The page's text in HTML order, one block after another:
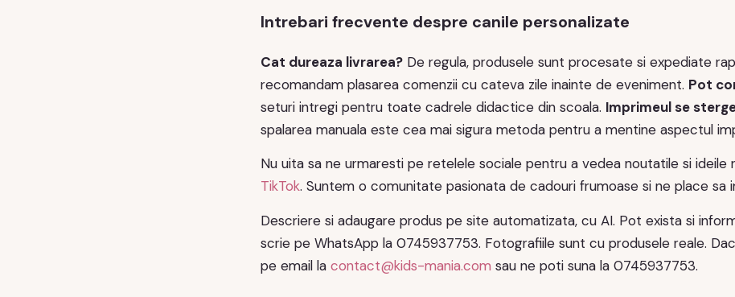
Intrebari frecvente despre canile personalizate
Cat dureaza livrarea? De regula, produsele sunt procesate si expediate
recomandam plasarea comenzii cu cateva zile inainte de eveniment. Pot
seturi intregi pentru toate cadrele didactice din scoala. Imprimeul se
spalarea manuala este cea mai sigura metoda pentru a mentine aspectul
Nu uita sa ne urmaresti pe retelele sociale pentru a vedea noutatile si ideile
TikTok. Suntem o comunitate pasionata de cadouri frumoase si ne place
Descriere si adaugare produs pe site automatizata, cu AI. Pot exista si
scrie pe WhatsApp la 0745937753. Fotografiile sunt cu produsele reale.
pe email la contact@kids-mania.com sau ne poti suna la 0745937753.